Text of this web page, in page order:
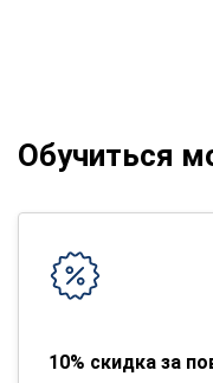
Обучиться
10% скидка за